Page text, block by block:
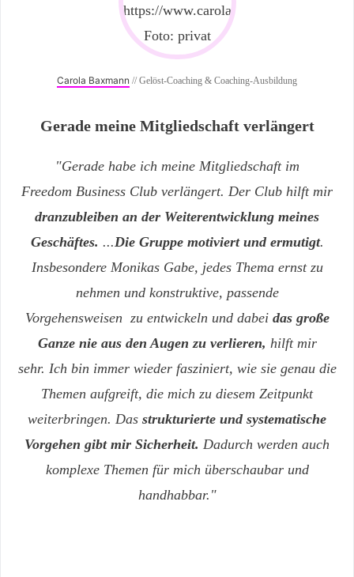
Carola Baxmann // Gelöst-Coaching & Coaching-Ausbildung
Gerade meine Mitgliedschaft verlängert
"Gerade habe ich meine Mitgliedschaft im
Freedom Business Club verlängert. Der Club hilft mir
dranzubleiben an der Weiterentwicklung meines
Geschäftes. ...Die Gruppe motiviert und ermutigt.
Insbesondere Monikas Gabe, jedes Thema ernst zu
nehmen und konstruktive, passende
Vorgehensweisen zu entwickeln und dabei das große
Ganze nie aus den Augen zu verlieren, hilft mir
sehr. Ich bin immer wieder fasziniert, wie sie genau die
Themen aufgreift, die mich zu diesem Zeitpunkt
weiterbringen. Das strukturierte und systematische
Vorgehen gibt mir Sicherheit. Dadurch werden auch
komplexe Themen für mich überschaubar und
handhabbar. "